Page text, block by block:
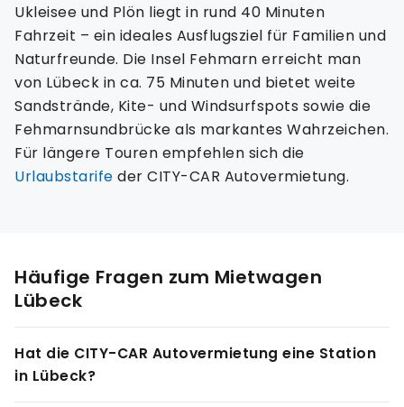
Ukleisee und Plön liegt in rund 40 Minuten
Fahrzeit – ein ideales Ausflugsziel für Familien und
Naturfreunde. Die Insel Fehmarn erreicht man
von Lübeck in ca. 75 Minuten und bietet weite
Sandstrände, Kite- und Windsurfspots sowie die
Fehmarnsundbrücke als markantes Wahrzeichen.
Für längere Touren empfehlen sich die
Urlaubstarife der CITY-CAR Autovermietung.
Häufige Fragen zum Mietwagen
Lübeck
Hat die CITY-CAR Autovermietung eine Station
in Lübeck?